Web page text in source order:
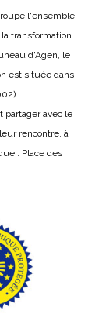
l'ensemble
transformation.
d'Agen, le
est située dans
partager avec le
rencontre, à
: Place des